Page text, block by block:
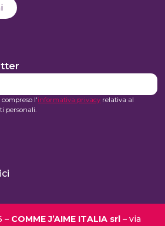
l'informativa privacy relativa al
personali.
– COMME J’AIME ITALIA srl – via